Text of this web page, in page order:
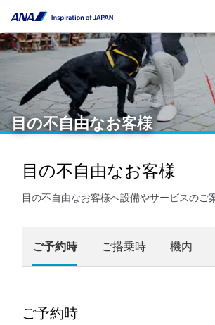
目の不自由なお客様
目の不自由なお客様
目の不自由なお客様へ設備やサービスのご
ご予約時 ご搭乗時 機内
ご予約時